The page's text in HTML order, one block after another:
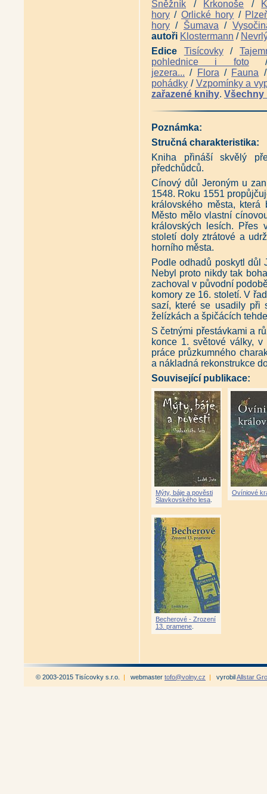
Jeskyně a doly Jizerských hor
Moravský kras v ponorné
Naleziště epidotu v okolí
Po stopách průzkumu a
Antikvariát - Průvodce -
Antikvariát - Jeskyně
Antikvariát - Tajemné
Antikvariát - Tajemné
Antikvariát - Tajemné
Antikvariát - Tajemné
Antikvariát - Tajemné
Antikvariát - Tajemné
Antikvariát - Tajemné
Důl Jeroným Čistá (Pavel
Antikvariát - Hornické
Z historie hornictví v obci
Historie zlatohorských dolů
Antikariát - Nerostné
Slangové názvy havířů
Sněžník / Krkonoše /
hory / Orlické hory /
hory / Šumava /
autoři Klostermann /
Edice Tisícovky/
pohlednice i foto
jezera... / Flora / Fauna
pohádky / Vzpomínky a
zařazené knihy. Všechny
Poznámka:
Stručná charakteristika:
Kniha přináší skvělý
předchůdců.
Cínový důl Jeroným u
1548. Roku 1551
královského města,
Město mělo vlastní
královských lesích. Přes
století doly ztrátové a
horního města.
Podle odhadů poskytl důl
Nebyl proto nikdy tak
zachoval v původní
komory ze 16. století. V
sazí, které se usadily při
želízkách a špičácích
S četnými přestávkami a
konce 1. světové války,
práce průzkumného
a nákladná rekonstrukce
Související publikace:
Mýty, báje a pověsti
Slavkovského lesa
Ovíniové
Becherové - Zrození
13. pramene
© 2003-2015 Tisícovky s.r.o. | webmaster tofo@volny.cz | vyrobilAllstar